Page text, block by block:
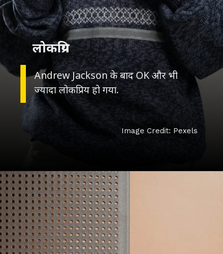
Andrew Jackson के बाद OK और भी
ज्यादा लोकप्रिय हो गया.
लोकप्रिय
Image Credit: Pexels